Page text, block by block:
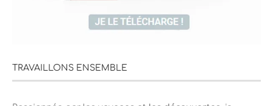
TRAVAILLONS ENSEMBLE